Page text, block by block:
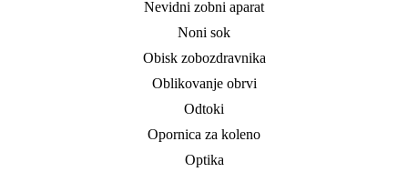
Nevidni zobni aparat
Noni sok
Obisk zobozdravnika
Oblikovanje obrvi
Odtoki
Opornica za koleno
Optika